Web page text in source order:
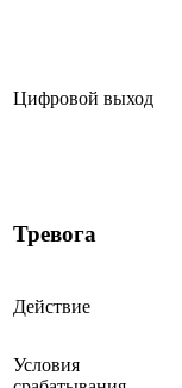
Цифровой выход
Тревога
Действие
Условия